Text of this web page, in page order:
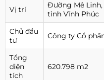
Vị trí
Đường Mê
tỉnh Vĩnh Phúc
Chủ đầu
tư
Công ty Cổ
Tổng
diện
tích
620.798 m2